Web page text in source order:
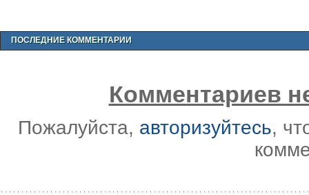
ПОСЛЕДНИЕ КОММЕНТАРИИ
Комментариев
Пожалуйста, авторизуйтесь,